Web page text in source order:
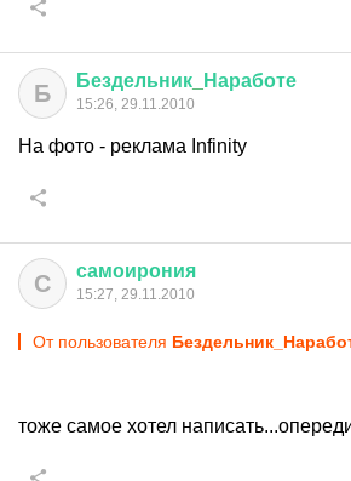
Б Бездельник Наработе
15:26, 29.11.2010
На фото - реклама Infinity
С самоирония
15:27, 29.11.2010
От пользователя
тоже самое хотел